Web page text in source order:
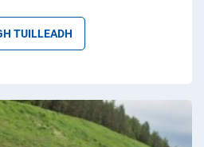
TUILLEADH